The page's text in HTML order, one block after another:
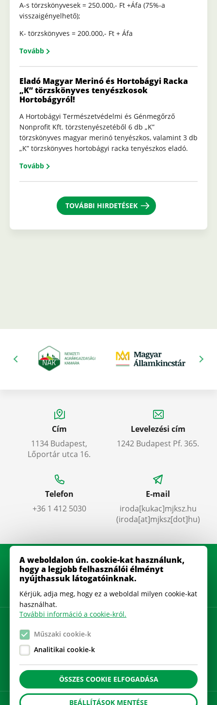
A-s törzskönyvesek = 250.000,- Ft +Áfa (75%-a
visszaigényelhető);
K- törzskönyves = 200.000,- Ft + Áfa
Tovább
Eladó Magyar Merinó és Hortobágyi Racka
„K” törzskönyves tenyészkosok
Hortobágyról!
A Hortobágyi Természetvédelmi és Génmegőrző
Nonprofit Kft. törzstenyészetéből 6 db „K”
törzskönyves magyar merinó tenyészkos, valamint 3 db
„K” törzskönyves hortobágyi racka tenyészkos eladó.
Tovább
TOVÁBBI HIRDETÉSEK
Cím
1134 Budapest,
Lőportár utca 16.
Levelezési cím
1242 Budapest Pf. 365.
Telefon
+36 1 412 5030
E-mail
iroda[kukac]mjksz.hu
(iroda[at]mjksz[dot]hu)
Gyakran Ismételt Kérdések
Cookie beállítások
A weboldalon ún. cookie-kat használunk,
hogy a legjobb felhasználói élményt
nyújthassuk látogatóinknak.
Kérjük, adja meg, hogy ez a weboldal milyen cookie-kat
használhat.
További információ a cookie-król.
Műszaki cookie-k
Analitikai cookie-k
BEÁLLÍTÁSOK MENTÉSE
ÖSSZES COOKIE ELFOGADÁSA